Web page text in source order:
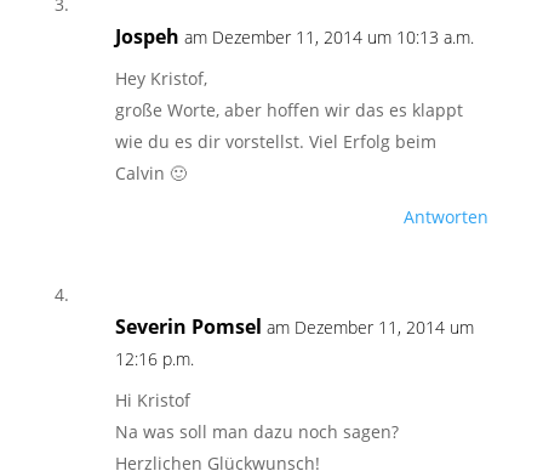
Jospeh am Dezember 11, 2014 um 10:13 a.m.
Hey Kristof,
große Worte, aber hoffen wir das es klappt
wie du es dir vorstellst. Viel Erfolg beim
Calvin 🙂
Antworten
Severin Pomsel am Dezember 11, 2014 um
12:16 p.m.
Hi Kristof
Na was soll man dazu noch sagen?
Herzlichen Glückwunsch!